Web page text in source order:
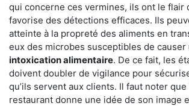
qui concerne ces vermines, ils ont le flair
favorise des détections efficaces. Ils
atteinte à la propreté des aliments en
eux des microbes susceptibles de causer
intoxication alimentaire. De ce fait, les
doivent doubler de vigilance pour
qu’ils servent aux clients. Il faut noter que
restaurant donne une idée de son image